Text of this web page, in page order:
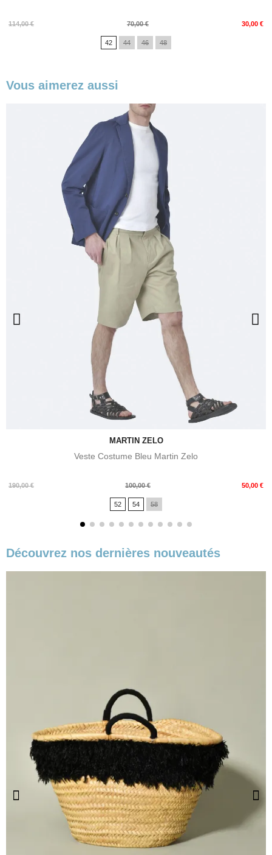
114,00 €
Prix
70,00 € 30,00 €
Prix
42 44 46 48
Vous aimerez aussi
MARTIN ZELO
Veste Costume Bleu Martin Zelo
190,00 €
Prix
100,00 € 50,00 €
Prix
52 54 58
Découvrez nos dernières nouveautés